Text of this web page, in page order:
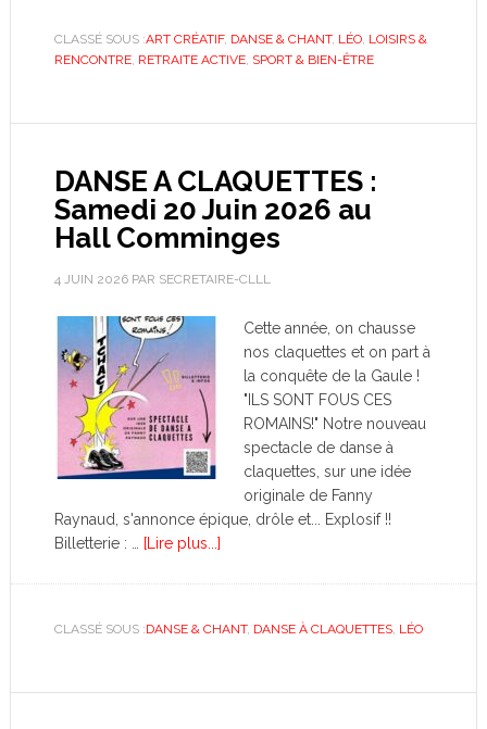
CLASSÉ SOUS :ART CRÉATIF, DANSE & CHANT, LÉO, LOISIRS &
RENCONTRE, RETRAITE ACTIVE, SPORT & BIEN-ÊTRE
DANSE A CLAQUETTES :
Samedi 20 Juin 2026 au
Hall Comminges
4 JUIN 2026PAR SECRETAIRE-CLLL
Cette année, on chausse
nos claquettes et on part à
la conquête de la Gaule !
"ILS SONT FOUS CES
ROMAINS!" Notre nouveau
spectacle de danse à
claquettes, sur une idée
originale de Fanny
Raynaud, s'annonce épique, drôle et... Explosif !!
Billetterie : …
[Lire plus...]
CLASSÉ SOUS :DANSE & CHANT, DANSE À CLAQUETTES, LÉO